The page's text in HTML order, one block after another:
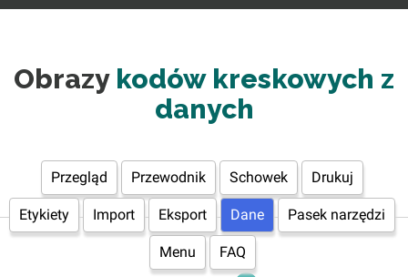
Obrazykodów kreskowych z
danych
Przegląd Przewodnik Schowek Drukuj
Etykiety Import Eksport Dane Pasek narzędzi
Menu FAQ